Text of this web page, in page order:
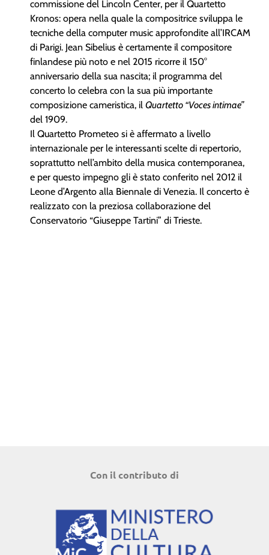
commissione del Lincoln Center, per il Quartetto
Kronos: opera nella quale la compositrice sviluppa le
tecniche della computer music approfondite all’IRCAM
di Parigi. Jean Sibelius è certamente il compositore
finlandese più noto e nel 2015 ricorre il 150°
anniversario della sua nascita; il programma del
concerto lo celebra con la sua più importante
composizione cameristica, il Quartetto “Voces intimae”
del 1909.
Il Quartetto Prometeo si è affermato a livello
internazionale per le interessanti scelte di repertorio,
soprattutto nell’ambito della musica contemporanea,
e per questo impegno gli è stato conferito nel 2012 il
Leone d’Argento alla Biennale di Venezia. Il concerto è
realizzato con la preziosa collaborazione del
Conservatorio “Giuseppe Tartini” di Trieste.
Con il contributo di